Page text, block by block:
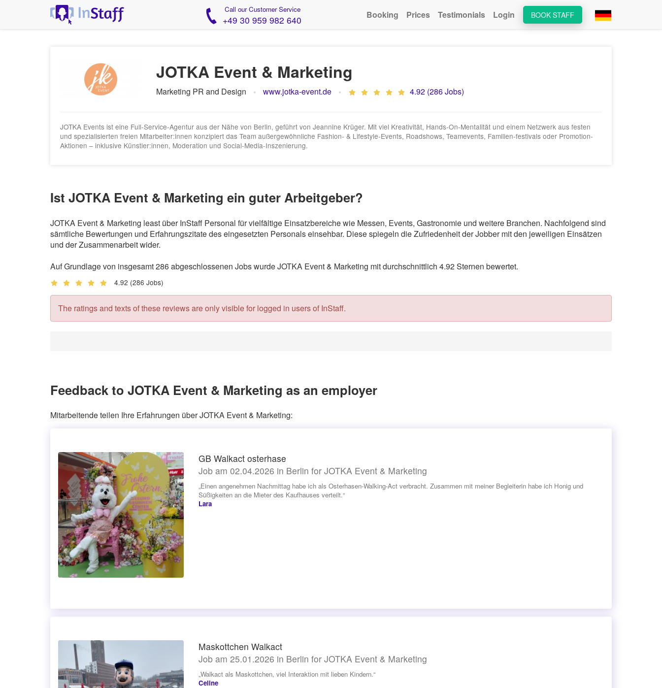
Call our Customer Service
+49 30 959 982 640 BOOK STAFF
Booking Prices Testimonials Login
JOTKA Event & Marketing
Marketing PR and Design www.jotka-event.de 4.92 (286 Jobs)
JOTKA Events ist eine Full-Service-Agentur aus der Nähe von Berlin, geführt von Jeannine Krüger. Mit viel Kreativität, Hands‑On-Mentalität und einem Netzwerk aus festen
und spezialisierten freien Mitarbeiter:innen konzipiert das Team außergewöhnliche Fashion‑ & Lifestyle‑Events, Roadshows, Teamevents, Familien‑festivals oder Promotion-
Aktionen – inklusive Künstler:innen, Moderation und Social-Media-Inszenierung.
Ist JOTKA Event & Marketing ein guter Arbeitgeber?
JOTKA Event & Marketing least über InStaff Personal für vielfältige Einsatzbereiche wie Messen, Events, Gastronomie und weitere Branchen. Nachfolgend sind
sämtliche Bewertungen und Erfahrungszitate des eingesetzten Personals einsehbar. Diese spiegeln die Zufriedenheit der Jobber mit den jeweiligen Einsätzen
und der Zusammenarbeit wider.
Auf Grundlage von insgesamt 286 abgeschlossenen Jobs wurde JOTKA Event & Marketing mit durchschnittlich 4.92 Sternen bewertet.
4.92 (286 Jobs)
The ratings and texts of these reviews are only visible for logged in users of InStaff.
Feedback to JOTKA Event & Marketing as an employer
Mitarbeitende teilen Ihre Erfahrungen über JOTKA Event & Marketing:
GB Walkact osterhase
Job am 02.04.2026 in Berlin for JOTKA Event & Marketing
„Einen angenehmen Nachmittag habe ich als Osterhasen-Walking-Act verbracht. Zusammen mit meiner Begleiterin habe ich Honig und
Süßigkeiten an die Mieter des Kaufhauses verteilt.“
Lara
Maskottchen Walkact
Job am 25.01.2026 in Berlin for JOTKA Event & Marketing
„Walkact als Maskottchen, viel Interaktion mit lieben Kindern.“
Celine